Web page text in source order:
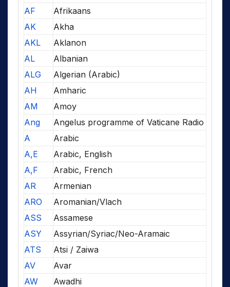
AF
Afrikaans
AK
Akha
AKL
Aklanon
AL
Albanian
ALG
Algerian (Arabic)
AH
Amharic
AM
Amoy
Ang
Angelus programme of Vaticane Radio
A
Arabic
A,E
Arabic, English
A,F
Arabic, French
AR
Armenian
ARO
Aromanian/Vlach
ASS
Assamese
ASY
Assyrian/Syriac/Neo-Aramaic
ATS
Atsi / Zaiwa
AV
Avar
AW
Awadhi